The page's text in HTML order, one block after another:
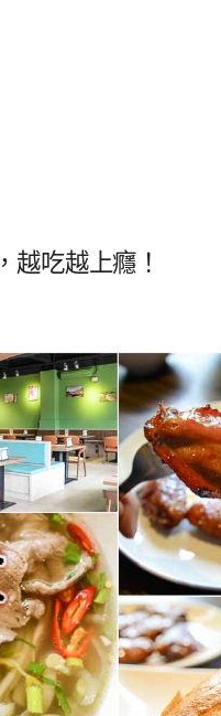
越吃越上癮！